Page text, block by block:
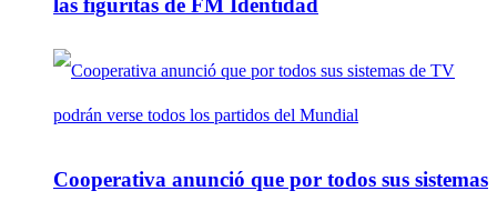
las figuritas de FM Identidad
Cooperativa anunció que por todos sus sistemas